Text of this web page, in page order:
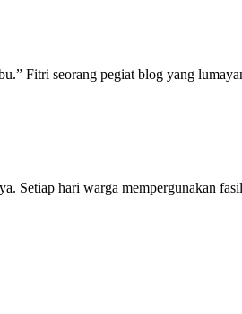
Fitri seorang pegiat blog yang
Setiap hari warga mempergunakan